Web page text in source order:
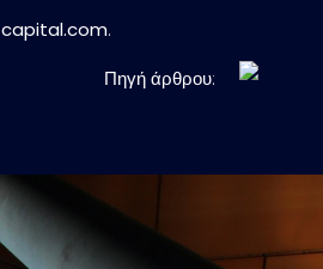
capital.com.
Πηγή άρθρου: